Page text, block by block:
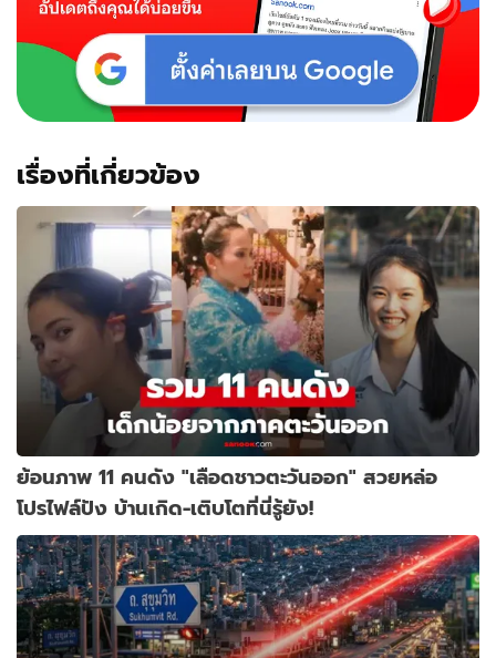
เรื่องที่เกี่ยวข้อง
ย้อนภาพ 11 คนดัง "เลือดชาวตะวันออก" สวยหล่อ
โปรไฟล์ปัง บ้านเกิด-เติบโตที่นี่รู้ยัง!